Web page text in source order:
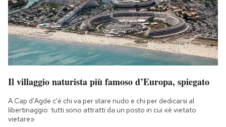
Il villaggio naturista più famoso d’Europa, spiegato
A Cap d'Agde c'è chi va per stare nudo e chi per dedicarsi al
libertinaggio: tutti sono attratti da un posto in cui «è vietato
vietare»